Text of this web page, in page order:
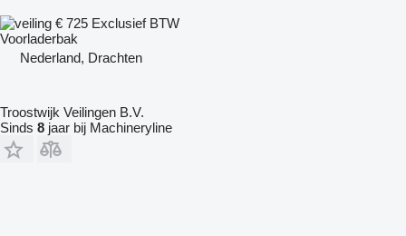
€ 725 Exclusief BTW
Voorladerbak
Nederland, Drachten
Troostwijk Veilingen B.V.
Sinds 8 jaar bij Machineryline